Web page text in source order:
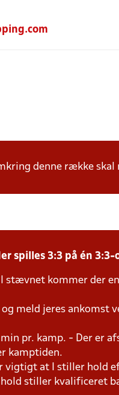
denne række
spilles 3:3 på én
stævnet kommer der
og meld jeres ankomst
min pr. kamp. - Der er
kamptiden.
vigtigt at I stiller hold
stiller kvalificeret